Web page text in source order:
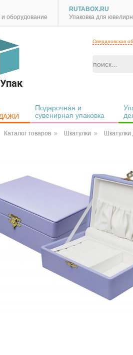
оборудование
RUTABOX.RU
Упаковка для
Свердловская
Подарочная и
сувенирная упаковка
Каталог товаров Шкатулки